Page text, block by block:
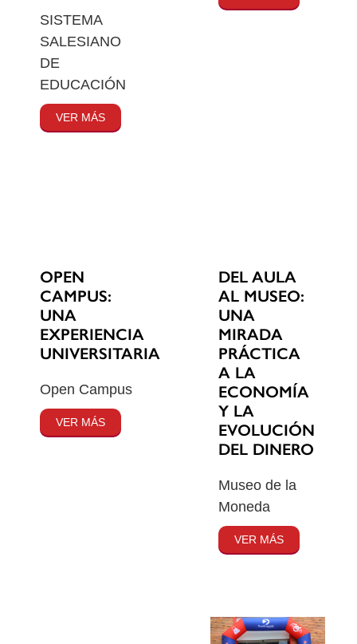
SISTEMA
SALESIANO
DE
EDUCACIÓN
VER MÁS
OPEN
CAMPUS:
UNA
EXPERIENCIA
UNIVERSITARIA
Open Campus
VER MÁS
DEL AULA
AL MUSEO:
UNA
MIRADA
PRÁCTICA
A LA
ECONOMÍA
Y LA
EVOLUCIÓN
DEL DINERO
Museo de la
Moneda
VER MÁS